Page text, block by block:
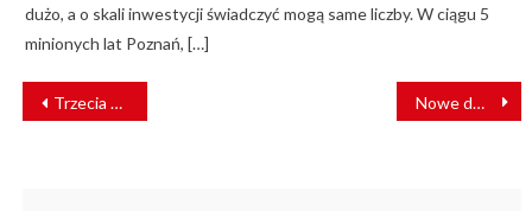
dużo, a o skali inwestycji świadczyć mogą same liczby. W ciągu 5
minionych lat Poznań, […]
NAWIGACJA
WPISU
Trzecia umowa wykonawcza zrealizowana. KM odbierają kolejne FLIRTy Nowe dworce w Gorzkowicach i Wilkoszewicach otwarte!